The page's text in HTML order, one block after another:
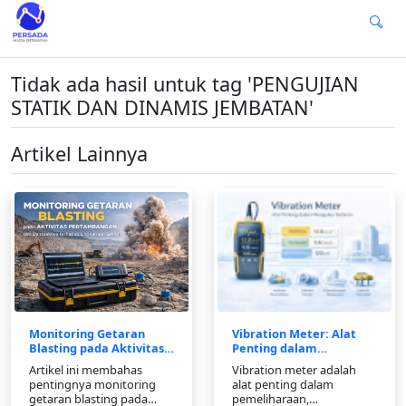
Tidak ada hasil untuk tag 'PENGUJIAN
STATIK DAN DINAMIS JEMBATAN'
Artikel Lainnya
Monitoring Getaran
Blasting pada Aktivitas
Pertambangan dan
Standarnya
Artikel ini membahas
pentingnya monitoring
getaran blasting pada
Vibration Meter: Alat
Penting dalam
Mengukur Getaran
Vibration meter adalah
alat penting dalam
pemeliharaan,